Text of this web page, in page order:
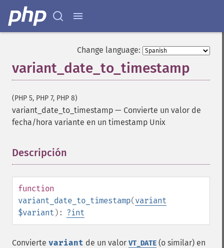
Change language:
variant_date_to_timestamp
(PHP 5, PHP 7, PHP 8)
variant_date_to_timestamp — Convierte un valor de
fecha/hora variante en un timestamp Unix
Descripción
function
variant_date_to_timestamp(variant
$variant ): ?int
Convierte variant de un valor VT_DATE (o similar) en